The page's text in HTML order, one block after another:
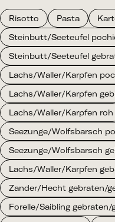
Risotto Pasta
Steinbutt/Seeteufel
Steinbutt/Seeteufel
Lachs/Waller/Karpfen
Lachs/Waller/Karpfen
Lachs/Waller/Karpfen roh
Seezunge/Wolfsbarsch
Seezunge/Wolfsbarsch
Lachs/Waller/Karpfen
Zander/Hecht gebraten/
Forelle/Saibling gebraten/